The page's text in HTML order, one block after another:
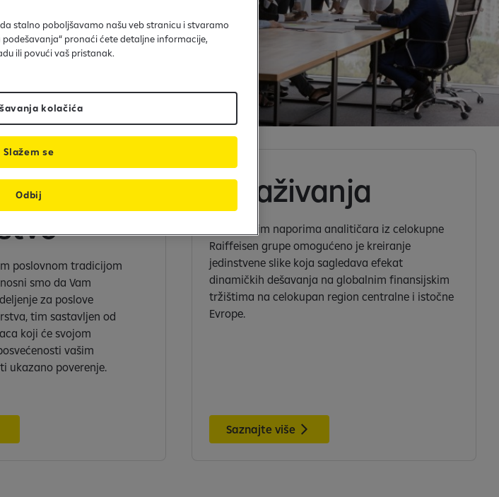
poslovnom tradicijom
smo da Vam
za poslove
tim sastavljen od
koji će svojom
vašim
ukazano poverenje.
Istraživanja
Zajedničkim naporima analitičara iz celokupne
Raiffeisen grupe omogućeno je kreiranje
jedinstvene slike koja sagledava efekat
dinamičkih dešavanja na globalnim finansijskim
tržištima na celokupan region centralne i istočne
Evrope.
Saznajte više
stalno poboljšavamo našu veb stranicu i stvaramo
pronaći ćete detaljne informacije,
ili povući vaš pristanak.
kolačića
Odbij
Slažem se